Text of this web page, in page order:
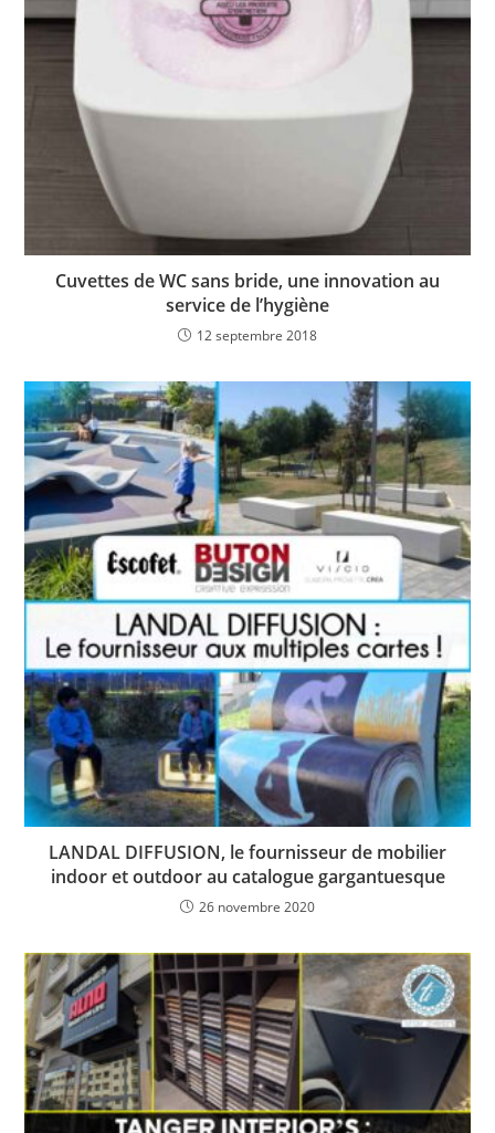
Cuvettes de WC sans bride, une innovation au
service de l’hygiène
12 septembre 2018
LANDAL DIFFUSION, le fournisseur de mobilier
indoor et outdoor au catalogue gargantuesque
26 novembre 2020